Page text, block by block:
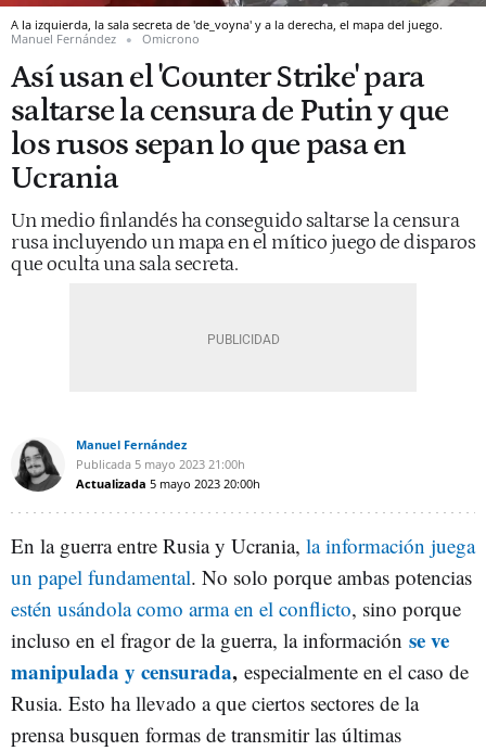
A la izquierda, la sala secreta de 'de_voyna' y a la derecha, el mapa del juego.
Manuel Fernández
Omicrono
Así usan el 'Counter Strike' para
saltarse la censura de Putin y que
los rusos sepan lo que pasa en
Ucrania
Un medio finlandés ha conseguido saltarse la censura
rusa incluyendo un mapa en el mítico juego de disparos
que oculta una sala secreta.
Manuel Fernández
Publicada 5 mayo 2023 21:00h
Actualizada 5 mayo 2023 20:00h
En la guerra entre Rusia y Ucrania, la información juega
un papel fundamental. No solo porque ambas potencias
estén usándola como arma en el conflicto, sino porque
incluso en el fragor de la guerra, la información se ve
manipulada y censurada, especialmente en el caso de
Rusia. Esto ha llevado a que ciertos sectores de la
prensa busquen formas de transmitir las últimas